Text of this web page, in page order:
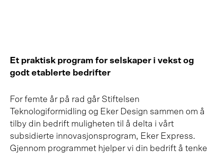
Et praktisk program for selskaper i vekst og
godt etablerte bedrifter
For femte år på rad går Stiftelsen
Teknologiformidling og Eker Design sammen om å
tilby din bedrift muligheten til å delta i vårt
subsidierte innovasjonsprogram, Eker Express.
Gjennom programmet hjelper vi din bedrift å tenke